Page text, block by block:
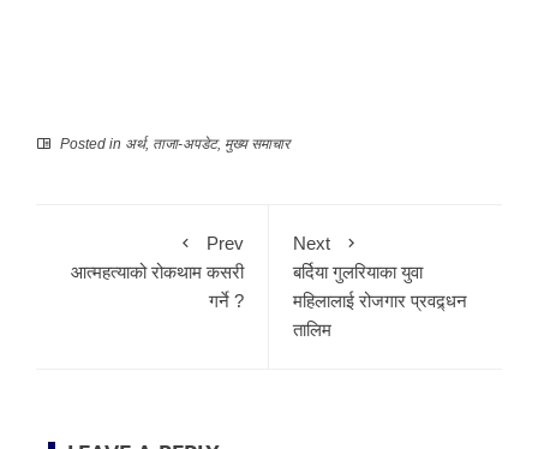
Posted in अर्थ, ताजा-अपडेट, मुख्य समाचार
Prev
आत्महत्याको रोकथाम कसरी
गर्ने ?
Next
बर्दिया गुलरियाका युवा
महिलालाई रोजगार प्रवद्र्धन
तालिम